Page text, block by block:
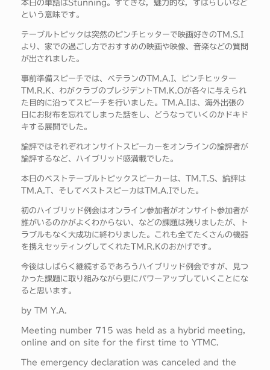
本日の単語はStunning。すてきな，魅力的な，すばらしいなど
という意味です。
テーブルトピックは突然のピンチヒッターで映画好きのTM.S.I
より、家での過ごし方でおすすめの映画や映像、音楽などの質問
が出されました。
事前準備スピーチでは、ベテランのTM.A.I、ピンチヒッター
TM.R.K、わがクラブのプレジデントTM.K.Oが各々に与えられ
た目的に沿ってスピーチを行いました。TM.A.Iは、海外出張の
日にお財布を忘れてしまった話をし、どうなっていくのかドキド
キする展開でした。
論評ではそれぞれオンサイトスピーカーをオンラインの論評者が
論評するなど、ハイブリッド感満載でした。
本日のベストテーブルトピックスピーカーは、TM.T.S、論評は
TM.A.T、そしてベストスピーカはTM.A.Iでした。
初のハイブリッド例会はオンライン参加者がオンサイト参加者が
誰がいるのかがよくわからない、などの課題は残りましたが、ト
ラブルもなく大成功に終わりました。これも全てたくさんの機器
を携えセッティングしてくれたTM.R.Kのおかげです。
今後はしばらく継続するであろうハイブリッド例会ですが、見つ
かった課題に取り組みながら更にパワーアップしていくことにな
ると思います。
by TM Y.A.
Meeting number 715 was held as a hybrid meeting,
online and on site for the first time to YTMC.
The emergency declaration was canceled and the